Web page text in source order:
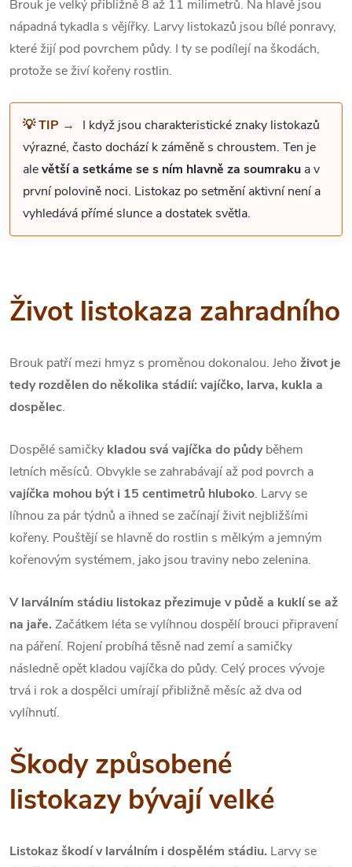
Brouk je velký přibližně 8 až 11 milimetrů. Na hlavě jsou
nápadná tykadla s vějířky. Larvy listokazů jsou bílé ponravy,
které žijí pod povrchem půdy. I ty se podílejí na škodách,
protože se živí kořeny rostlin.
💡 TIP →
I když jsou charakteristické znaky listokazů
výrazné, často dochází k záměně s chroustem. Ten je
alevětší a setkáme se s ním hlavně za soumraku a v
první polovině noci. Listokaz po setmění aktivní není a
vyhledává přímé slunce a dostatek světla.
Život listokaza zahradního
Brouk patří mezi hmyz s proměnou dokonalou. Jeho život je
tedy rozdělen do několika stádií: vajíčko, larva, kukla a
dospělec.
Dospělé samičky kladou svá vajíčka do půdyběhem
letních měsíců. Obvykle se zahrabávají až pod povrch a
vajíčka mohou být i 15 centimetrů hluboko. Larvy se
líhnou za pár týdnů a ihned se začínají živit nejbližšími
kořeny. Pouštějí se hlavně do rostlin s mělkým a jemným
kořenovým systémem, jako jsou traviny nebo zelenina.
V larválním stádiu listokaz přezimuje v půdě a kuklí se až
na jaře. Začátkem léta se vylíhnou dospělí brouci připravení
na páření. Rojení probíhá těsně nad zemí a samičky
následně opět kladou vajíčka do půdy. Celý proces vývoje
trvá i rok a dospělci umírají přibližně měsíc až dva od
vylíhnutí.
Škody způsobené
listokazy bývají velké
Listokaz škodí v larválním i dospělém stádiu. Larvy se